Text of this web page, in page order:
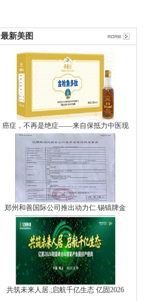
最新美图
癌症，不再是绝症——来自保抵力中医现
郑州和善国际公司推出动力仁.锡镐牌金
共筑未来人居.;启航千亿生态 亿固2026